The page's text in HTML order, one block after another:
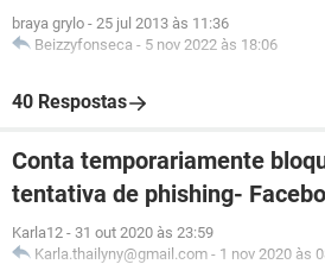
braya grylo - 25 jul 2013 às 11:36
Beizzyfonseca - 5 nov 2022 às 18:06
40 Respostas
Conta temporariamente
tentativa de phishing-
Karla12 - 31 out 2020 às 23:59
Karla.thailyny@gmail.com - 1 nov 2020 às